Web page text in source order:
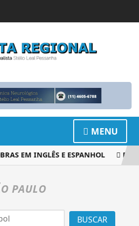
MENU
EM INGLÊS E ESPANHOL EM
PAULO
BUSCAR